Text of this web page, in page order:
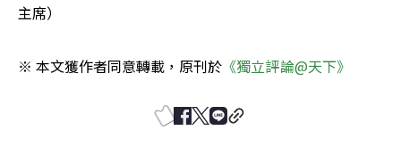
主席）
※ 本文獲作者同意轉載，原刊於 《獨立評論@天下》